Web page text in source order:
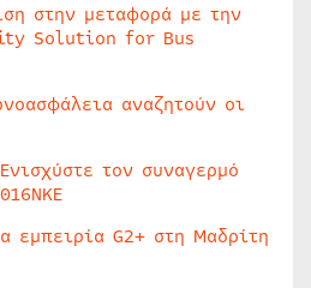
στην μεταφορά με την
Solution for Bus
αναζητούν οι
τον συναγερμό
εμπειρία G2+ στη Μαδρίτη